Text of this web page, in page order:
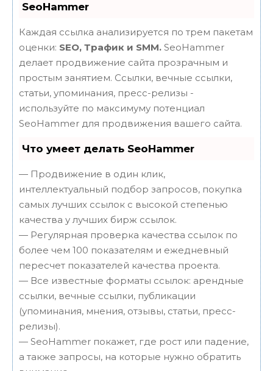
SeoHammer
Каждая ссылка анализируется по трем пакетам
оценки: SEO, Трафик и SMM. SeoHammer
делает продвижение сайта прозрачным и
простым занятием. Ссылки, вечные ссылки,
статьи, упоминания, пресс-релизы -
используйте по максимуму потенциал
SeoHammer для продвижения вашего сайта.
Что умеет делать SeoHammer
— Продвижение в один клик,
интеллектуальный подбор запросов, покупка
самых лучших ссылок с высокой степенью
качества у лучших бирж ссылок.
— Регулярная проверка качества ссылок по
более чем 100 показателям и ежедневный
пересчет показателей качества проекта.
— Все известные форматы ссылок: арендные
ссылки, вечные ссылки, публикации
(упоминания, мнения, отзывы, статьи, пресс-
релизы).
— SeoHammer покажет, где рост или падение,
а также запросы, на которые нужно обратить